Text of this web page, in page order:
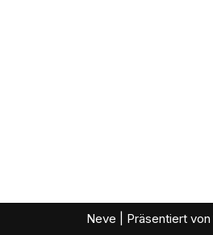
Neve | Präsentiert von